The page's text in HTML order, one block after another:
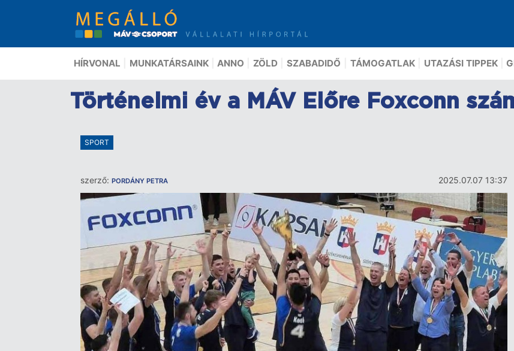
HÍRVONAL MUNKATÁRSAINK ANNO ZÖLD SZABADIDŐ TÁMOGATLAK UTAZÁSI TIPPEK
Történelmi év a MÁV Előre Foxconn
SPORT
2025.07.07 13:37
szerző: PORDÁNY PETRA